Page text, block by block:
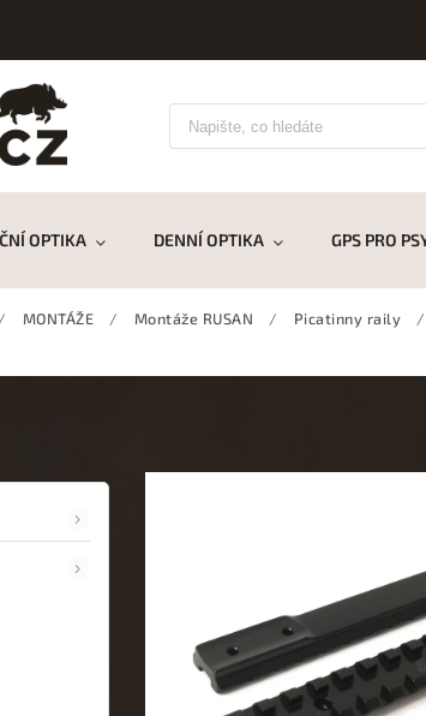
OPTIKA DENNÍ OPTIKA GPS PRO
/ MONTÁŽE / Montáže RUSAN / Picatinny raily /